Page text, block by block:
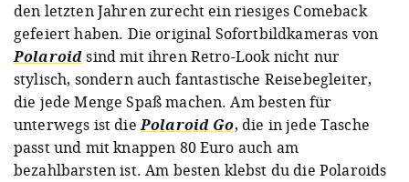
den letzten Jahren zurecht ein riesiges Comeback
gefeiert haben. Die original Sofortbildkameras von
Polaroidsind mit ihren Retro-Look nicht nur
stylisch, sondern auch fantastische Reisebegleiter,
die jede Menge Spaß machen. Am besten für
unterwegs ist diePolaroid Go, die in jede Tasche
passt und mit knappen 80 Euro auch am
bezahlbarsten ist. Am besten klebst du die Polaroids